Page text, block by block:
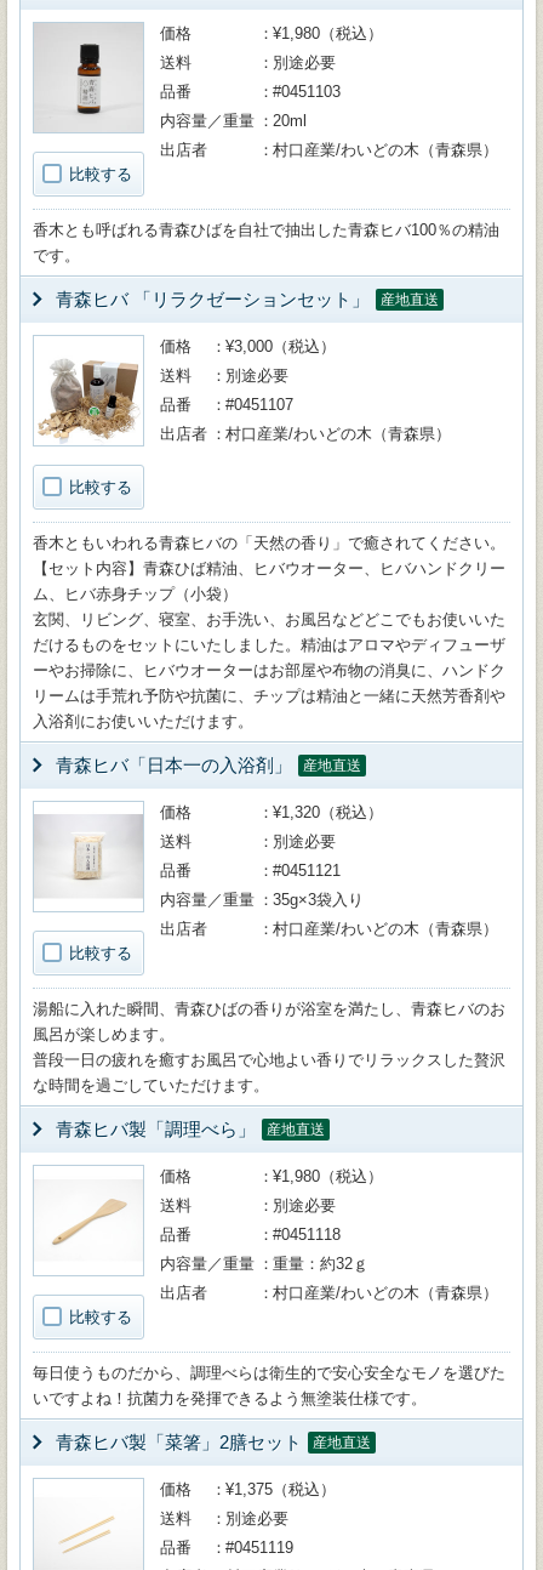
比較する
価格
¥1,980（税込）
送料
別途必要
品番
#0451103
内容量／重量
20ml
出店者
村口産業/わいどの木（青森県）
香木とも呼ばれる青森ひばを自社で抽出した青森ヒバ100％の精油
です。
青森ヒバ 「リラクゼーションセット」 産地直送
比較する
価格
¥3,000（税込）
送料
別途必要
品番
#0451107
出店者
村口産業/わいどの木（青森県）
香木ともいわれる青森ヒバの「天然の香り」で癒されてください。
【セット内容】青森ひば精油、ヒバウオーター、ヒバハンドクリー
ム、ヒバ赤身チップ（小袋）
玄関、リビング、寝室、お手洗い、お風呂などどこでもお使いいた
だけるものをセットにいたしました。精油はアロマやディフューザ
ーやお掃除に、ヒバウオーターはお部屋や布物の消臭に、ハンドク
リームは手荒れ予防や抗菌に、チップは精油と一緒に天然芳香剤や
入浴剤にお使いいただけます。
青森ヒバ「日本一の入浴剤」 産地直送
比較する
価格
¥1,320（税込）
送料
別途必要
品番
#0451121
内容量／重量
35g×3袋入り
出店者
村口産業/わいどの木（青森県）
湯船に入れた瞬間、青森ひばの香りが浴室を満たし、青森ヒバのお
風呂が楽しめます。
普段一日の疲れを癒すお風呂で心地よい香りでリラックスした贅沢
な時間を過ごしていただけます。
青森ヒバ製「調理べら」 産地直送
比較する
価格
¥1,980（税込）
送料
別途必要
品番
#0451118
内容量／重量
重量：約32ｇ
出店者
村口産業/わいどの木（青森県）
毎日使うものだから、調理べらは衛生的で安心安全なモノを選びた
いですよね！抗菌力を発揮できるよう無塗装仕様です。
青森ヒバ製「菜箸」2膳セット 産地直送
価格
¥1,375（税込）
送料
別途必要
品番
#0451119